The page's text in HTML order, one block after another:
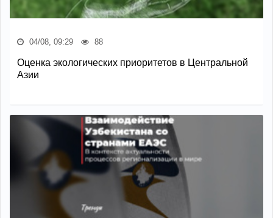
04/08, 09:29 88
Оценка экологических приоритетов в Центральной
Азии